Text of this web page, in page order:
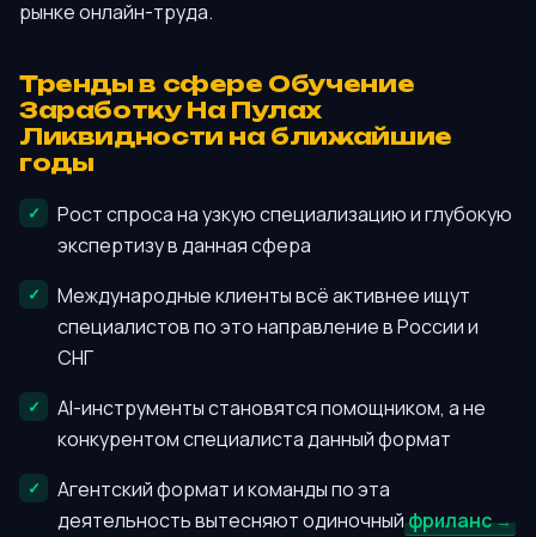
рынке онлайн-труда.
Тренды в сфере Обучение
Заработку На Пулах
Ликвидности на ближайшие
годы
Рост спроса на узкую специализацию и глубокую
экспертизу в данная сфера
Международные клиенты всё активнее ищут
специалистов по это направление в России и
СНГ
AI-инструменты становятся помощником, а не
конкурентом специалиста данный формат
Агентский формат и команды по эта
деятельность вытесняют одиночныйфриланс